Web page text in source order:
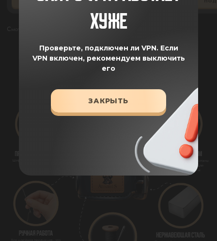
Смотреть все отзывы
ПРЕИМУЩЕСТВА
ХУЖЕ
Проверьте, подключен ли VPN. Если
VPN включен, рекомендуем выключить
его
ЗАКРЫТЬ